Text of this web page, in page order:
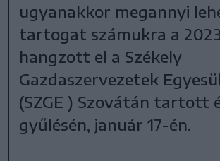
ugyanakkor megannyi
tartogat számukra a
hangzott el a Székely
Gazdaszervezetek
(SZGE ) Szovátán tartott
gyűlésén, január 17-én.